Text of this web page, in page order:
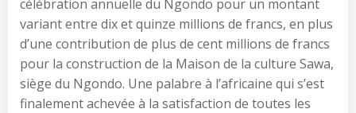
célébration annuelle du Ngondo pour un montant
variant entre dix et quinze millions de francs, en plus
d’une contribution de plus de cent millions de francs
pour la construction de la Maison de la culture Sawa,
siège du Ngondo. Une palabre à l’africaine qui s’est
finalement achevée à la satisfaction de toutes les